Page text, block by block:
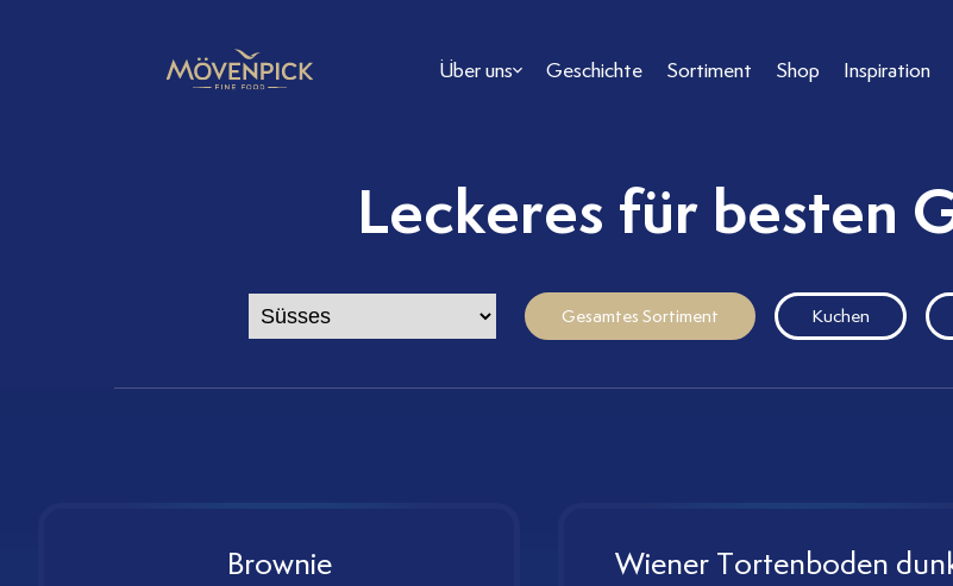
Über uns Geschichte Sortiment Shop Inspiration
Leckeres für besten
Gesamtes Sortiment Kuchen
Brownie Wiener Tortenboden